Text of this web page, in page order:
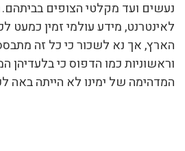
נעשים ועד מקלטי הצופים
לאינטרנט, מידע עולמי זמין כמעט
הארץ, אך נא לשכור כי כל זה
וראשוניות כמו הדפוס כי בלעדיהן
המדהימה של ימינו לא הייתה באה